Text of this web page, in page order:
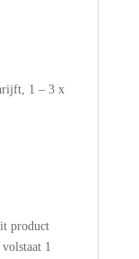
1 – 3 x
product
1